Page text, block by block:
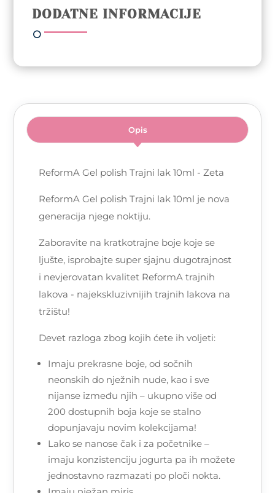
količina
DODATNE INFORMACIJE
Opis
ReformA Gel polish Trajni lak 10ml - Zeta
ReformA Gel polish Trajni lak 10ml je nova
generacija njege noktiju.
Zaboravite na kratkotrajne boje koje se
ljušte, isprobajte super sjajnu dugotrajnost
i nevjerovatan kvalitet ReformA trajnih
lakova - najekskluzivnijih trajnih lakova na
tržištu!
Devet razloga zbog kojih ćete ih voljeti:
Imaju prekrasne boje, od sočnih
neonskih do nježnih nude, kao i sve
nijanse između njih – ukupno više od
200 dostupnih boja koje se stalno
dopunjavaju novim kolekcijama!
Lako se nanose čak i za početnike –
imaju konzistenciju jogurta pa ih možete
jednostavno razmazati po ploči nokta.